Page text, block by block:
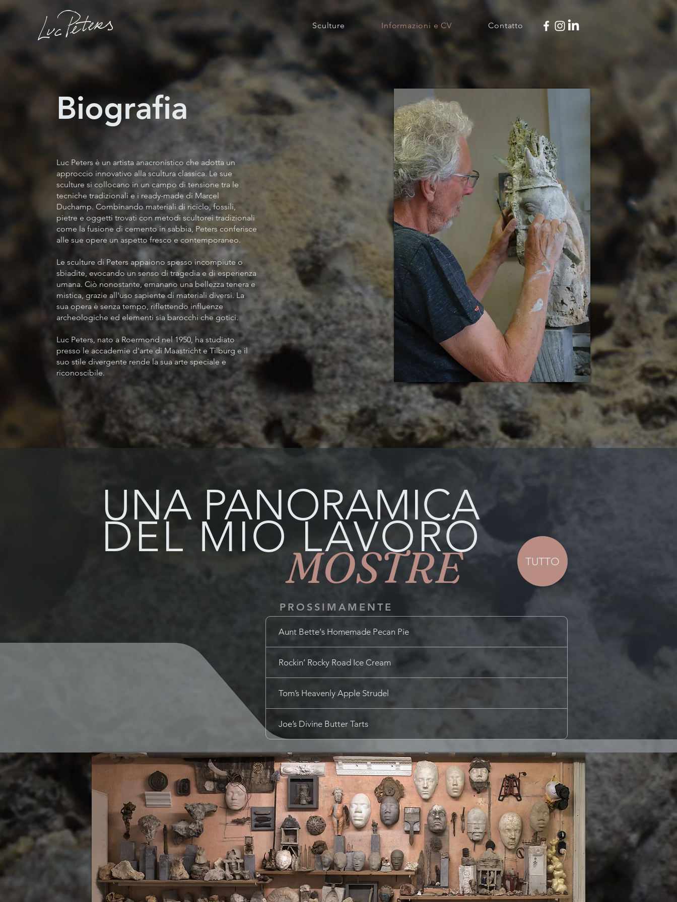
Sculture Informazioni e CV Contatto
Biografia
Luc Peters è un artista anacronistico che adotta un
approccio innovativo alla scultura classica. Le sue
sculture si collocano in un campo di tensione tra le
tecniche tradizionali e i ready-made di Marcel
Duchamp. Combinando materiali di riciclo, fossili,
pietre e oggetti trovati con metodi scultorei tradizionali
come la fusione di cemento in sabbia, Peters conferisce
alle sue opere un aspetto fresco e contemporaneo.
Le sculture di Peters appaiono spesso incompiute o
sbiadite, evocando un senso di tragedia e di esperienza
umana. Ciò nonostante, emanano una bellezza tenera e
mistica, grazie all'uso sapiente di materiali diversi. La
sua opera è senza tempo, riflettendo influenze
archeologiche ed elementi sia barocchi che gotici.
Luc Peters, nato a Roermond nel 1950, ha studiato
presso le accademie d'arte di Maastricht e Tilburg e il
suo stile divergente rende la sua arte speciale e
riconoscibile.
UNA PANORAMICA
DEL MIO LAVORO
MOSTRE TUTTO
PROSSIMAMENTE
Aunt Bette's Homemade Pecan Pie
Rockin’ Rocky Road Ice Cream
Tom’s Heavenly Apple Strudel
Joe’s Divine Butter Tarts